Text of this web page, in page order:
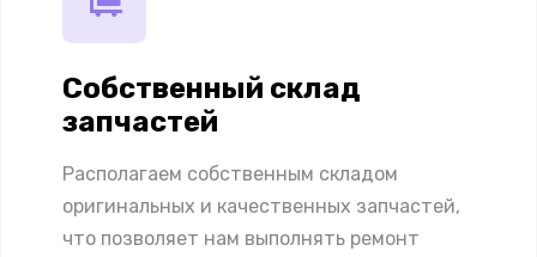
Собственный склад
запчастей
Располагаем собственным складом
оригинальных и качественных запчастей,
что позволяет нам выполнять ремонт